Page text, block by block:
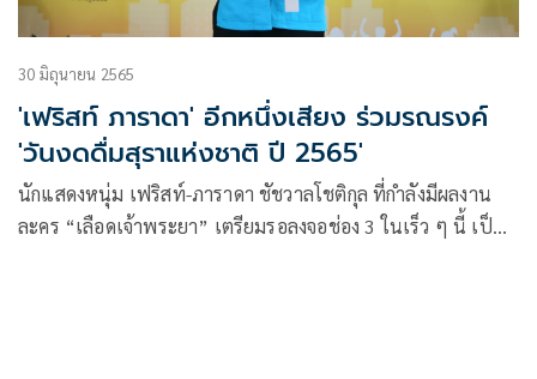
30 มิถุนายน 2565
'เฟริสท์ ภาราดา' อีกหนึ่งเสียง ร่วมรณรงค์
'วันงดดื่มสุราแห่งชาติ ปี 2565'
นักแสดงหนุ่ม เฟริสท์-ภาราดา ชัชวาลโชติกุล ที่กำลังมีผลงาน
ละคร “เลือดเจ้าพระยา” เตรียมรอลงจอช่อง 3 ในเร็ว ๆ นี้ เป็น